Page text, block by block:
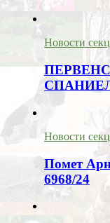
Новости
Новости
Помет
6968/24